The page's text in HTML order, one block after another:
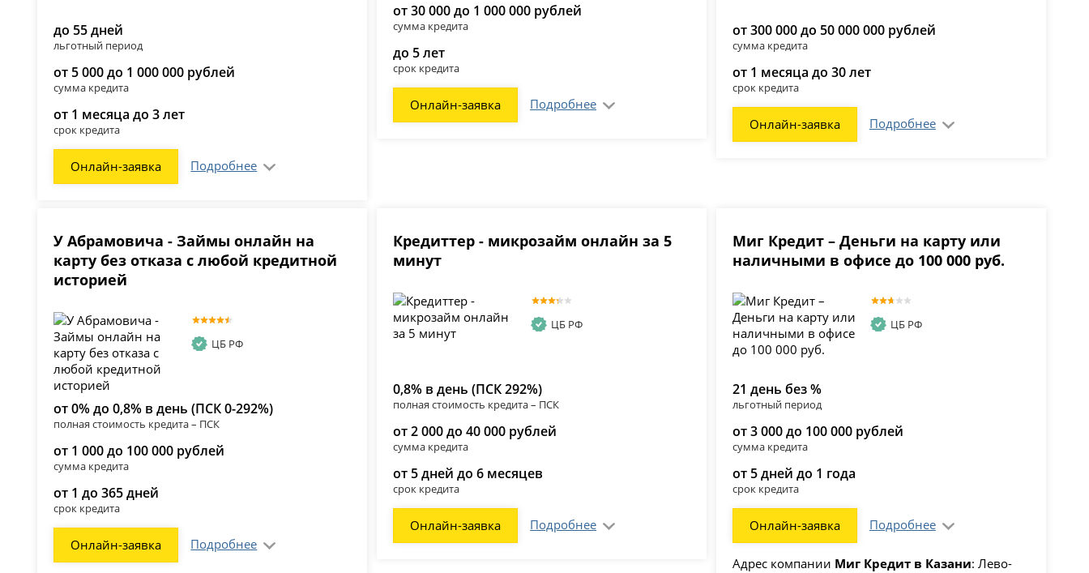
до 55 дней
льготный период
от 5 000 до 1 000 000 рублей
сумма кредита
от 1 месяца до 3 лет
срок кредита
Онлайн-заявка Подробнее
от 30 000 до 1 000 000 рублей
сумма кредита
до 5 лет
срок кредита
Онлайн-заявка Подробнее
от 300 000 до 50 000 000 рублей
сумма кредита
от 1 месяца до 30 лет
срок кредита
Онлайн-заявка Подробнее
У Абрамовича - Займы онлайн на
карту без отказа с любой кредитной
историей
ЦБ РФ
от 0% до 0,8% в день (ПСК 0-292%)
полная стоимость кредита – ПСК
от 1 000 до 100 000 рублей
сумма кредита
от 1 до 365 дней
срок кредита
Онлайн-заявка Подробнее
Кредиттер - микрозайм онлайн за 5
минут
ЦБ РФ
0,8% в день (ПСК 292%)
полная стоимость кредита – ПСК
от 2 000 до 40 000 рублей
сумма кредита
от 5 дней до 6 месяцев
срок кредита
Онлайн-заявка Подробнее
Миг Кредит – Деньги на карту или
наличными в офисе до 100 000 руб.
ЦБ РФ
21 день без %
льготный период
от 3 000 до 100 000 рублей
сумма кредита
от 5 дней до 1 года
срок кредита
Онлайн-заявка Подробнее
Адрес компании Миг Кредит в Казани: Лево-